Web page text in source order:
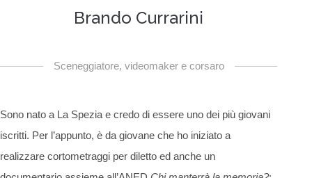
Brando Currarini
Sceneggiatore, videomaker e corsaro
Sono nato a La Spezia e credo di essere uno dei più giovani
iscritti. Per l’appunto, è da giovane che ho iniziato a
realizzare cortometraggi per diletto ed anche un